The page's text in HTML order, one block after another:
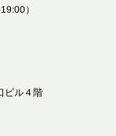
）
ビル４階